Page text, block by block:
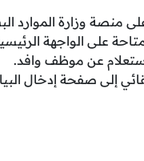
وزارة الموارد
على الواجهة
عن موظف وافد.
إلى صفحة إدخال